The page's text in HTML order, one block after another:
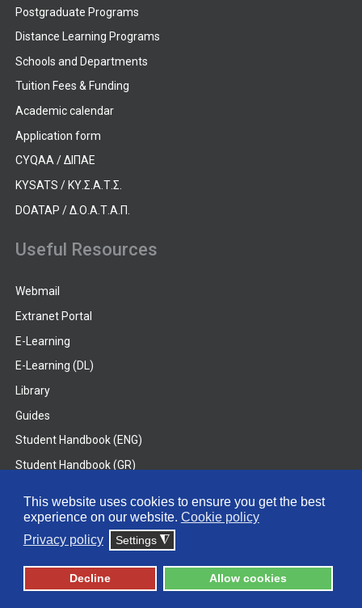
This website uses cookies to ensure you get the best
experience on our website. Cookie policy
Privacy policy
Settings ◮
Decline Allow cookies
Postgraduate Programs
Distance Learning Programs
Schools and Departments
Tuition Fees & Funding
Academic calendar
Application form
CYQAA / ΔΙΠΑΕ
KYSATS / ΚΥ.Σ.Α.Τ.Σ.
DOATAP / Δ.Ο.Α.Τ.Α.Π.
Useful Resources
Webmail
Extranet Portal
E-Learning
E-Learning (DL)
Library
Guides
Student Handbook (ENG)
Student Handbook (GR)
© 2026 Frederick University